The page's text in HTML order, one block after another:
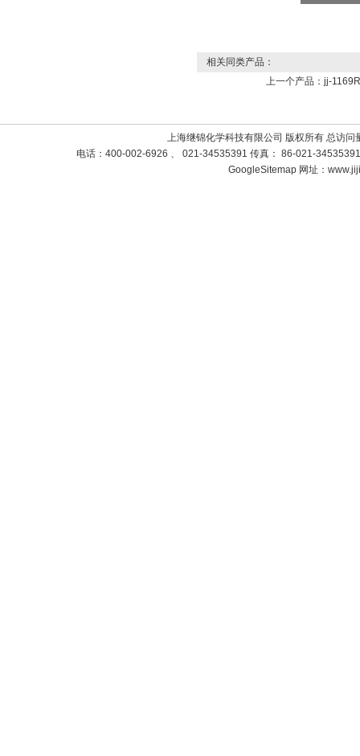
相关同类产品：
上一个产品： jj-
上海继锦化学科技有限公司 版权所有 总访问
电话：400-002-6926 、 021-34535391 传真： 86-021-
GoogleSitemap 网址：